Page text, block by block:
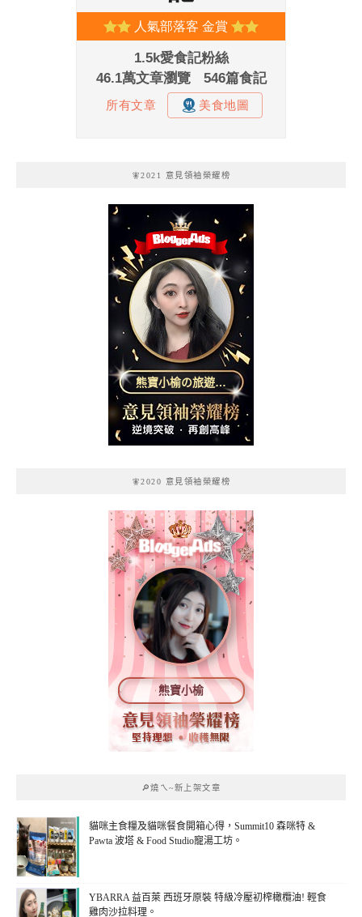
🧚2021 意見領袖榮耀榜
熊寶小榆の旅遊日
記
🧚2020 意見領袖榮耀榜
熊寶小榆
🔎燒ㄟ~新上架文章
貓咪主食糧及貓咪餐食開箱心得，Summit10 森咪特 &
Pawta 波塔 & Food Studio寵湯工坊。
YBARRA 益百萊 西班牙原裝 特級冷壓初榨橄欖油! 輕食
雞肉沙拉料理。